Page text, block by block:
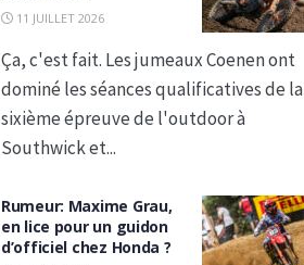
11 JUILLET 2026
Ça, c'est fait. Les jumeaux Coenen ont
dominé les séances qualificatives de la
sixième épreuve de l'outdoor à
Southwick et...
Rumeur: Maxime Grau,
en lice pour un guidon
d’officiel chez Honda ?